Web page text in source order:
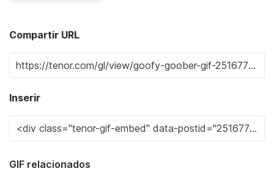
Compartir URL
Inserir
GIF relacionados